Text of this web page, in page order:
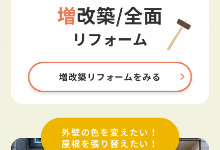
増改築/全面
リフォーム
増改築リフォームをみる
外壁の色を変えたい！
屋根を張り替えたい！